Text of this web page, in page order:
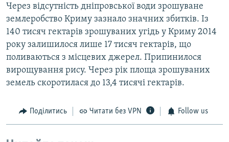
Через відсутність дніпровської води зрошуване
землеробство Криму зазнало значних збитків. Із
140 тисяч гектарів зрошуваних угідь у Криму 2014
року залишилося лише 17 тисяч гектарів, що
поливаються з місцевих джерел. Припинилося
вирощування рису. Через рік площа зрошуваних
земель скоротилася до 13,4 тисячі гектарів.
Поділитись Читати без VPN Follow us